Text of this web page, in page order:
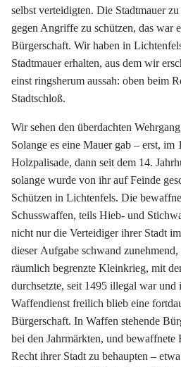
selbst verteidigten. Die Stadtmauer
gegen Angriffe zu schützen, das war
Bürgerschaft. Wir haben in
Stadtmauer erhalten, aus dem wir
einst ringsherum aussah: oben beim
Stadtschloß.
Wir sehen den überdachten
Solange es eine Mauer gab – erst, im
Holzpalisade, dann seit dem 14.
solange wurde von ihr auf Feinde
Schützen in Lichtenfels. Die
Schusswaffen, teils Hieb- und
nicht nur die Verteidiger ihrer Stadt
dieser Aufgabe schwand
räumlich begrenzte Kleinkrieg, mit
durchsetzte, seit 1495 illegal war und
Waffendienst freilich blieb eine
Bürgerschaft. In Waffen stehende
bei den Jahrmärkten, und bewaffnete
Recht ihrer Stadt zu behaupten –